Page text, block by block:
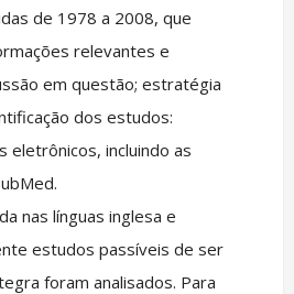
de 1978 a 2008, que
relevantes e
em questão; estratégia
dos estudos:
eletrônicos, incluindo as
nas línguas inglesa e
estudos passíveis de ser
foram analisados. Para